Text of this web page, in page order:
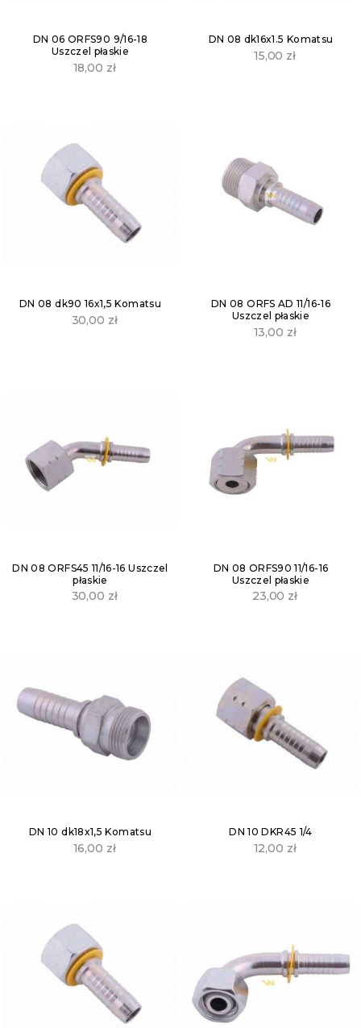
DN 06 ORFS90 9/16-18
Uszczel płaskie
18,00 zł
DN 08 dk16x1.5 Komatsu
15,00 zł
DN 08 dk90 16x1,5 Komatsu
30,00 zł
DN 08 ORFS AD 11/16-16
Uszczel płaskie
13,00 zł
DN 08 ORFS45 11/16-16 Uszczel
płaskie
30,00 zł
DN 08 ORFS90 11/16-16
Uszczel płaskie
23,00 zł
DN 10 dk18x1,5 Komatsu
16,00 zł
DN 10 DKR45 1/4
12,00 zł